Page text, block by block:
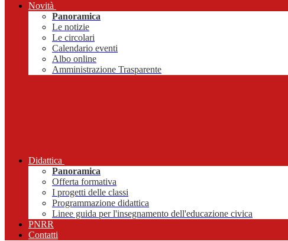
Novità
Panoramica
Le notizie
Le circolari
Calendario eventi
Albo online
Amministrazione Trasparente
Didattica
Panoramica
Offerta formativa
I progetti delle classi
Programmazione didattica
Linee guida per l'insegnamento dell'educazione civica
PNRR
Contatti